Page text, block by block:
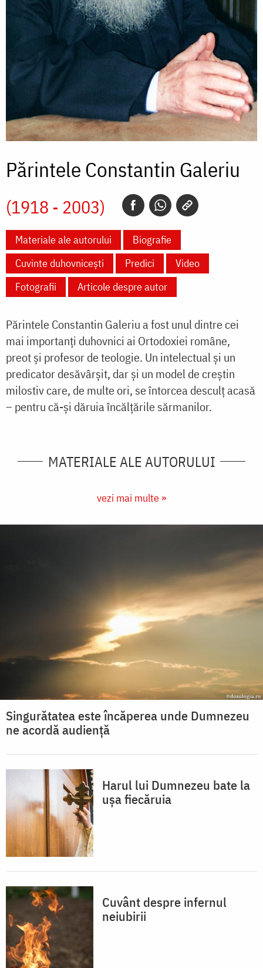
Părintele Constantin Galeriu
(1918 - 2003)
Materiale ale autorului
Biografie
Cuvinte duhovnicești
Predici
Video
Fotografii
Articole despre autor
Părintele Constantin Galeriu a fost unul dintre cei
mai importanți duhovnici ai Ortodoxiei române,
preot și profesor de teologie. Un intelectual și un
predicator desăvârșit, dar și un model de creștin
milostiv care, de multe ori, se întorcea desculț acasă
– pentru că-și dăruia încălțările sărmanilor.
MATERIALE ALE AUTORULUI
vezi mai multe »
Singurătatea este încăperea unde Dumnezeu
ne acordă audiență
Harul lui Dumnezeu bate la
ușa fiecăruia
Cuvânt despre infernul
neiubirii